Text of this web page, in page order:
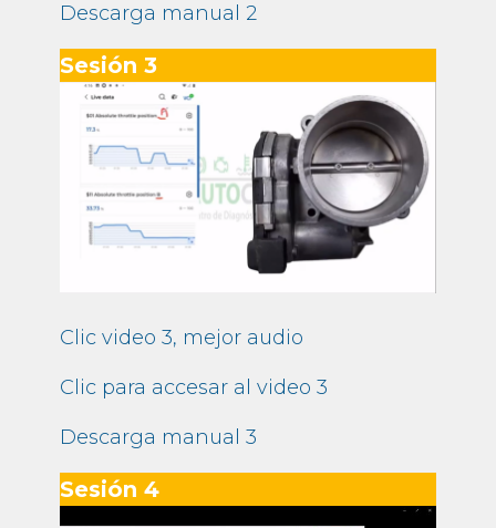
Descarga manual 2
Sesión 3
Clic video 3, mejor audio
Clic para accesar al video 3
Descarga manual 3
Sesión 4